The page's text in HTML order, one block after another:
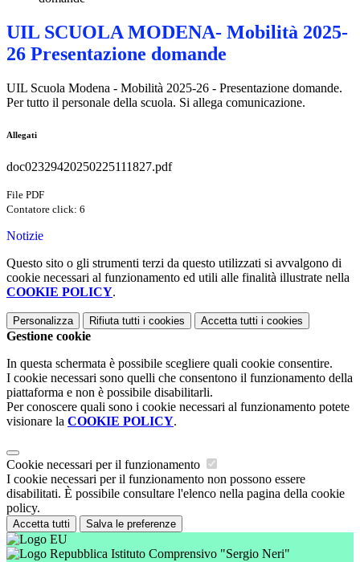
UIL SCUOLA MODENA- Mobilità 2025-
26 Presentazione domande
UIL Scuola Modena - Mobilità 2025-26 - Presentazione domande.
Per tutto il personale della scuola. Si allega comunicazione.
Allegati
doc02329420250225111827.pdf
File PDF
Contatore click: 6
Notizie
Questo sito o gli strumenti terzi da questo utilizzati si avvalgono di
cookie necessari al funzionamento ed utili alle finalità illustrate nella
COOKIE POLICY.
Personalizza Rifiuta tutti i cookies Accetta tutti i cookies
Gestione cookie
In questa schermata è possibile scegliere quali cookie consentire.
I cookie necessari sono quelli che consentono il funzionamento della
piattaforma e non è possibile disabilitarli.
Per conoscere quali sono i cookie necessari al funzionamento potete
visionare la COOKIE POLICY.
Cookie necessari per il funzionamento
I cookie necessari per il funzionamento non possono essere
disabilitati. È possibile consultare l'elenco nella pagina della cookie
policy.
Accetta tutti Salva le preferenze
Istituto Comprensivo "Sergio Neri"